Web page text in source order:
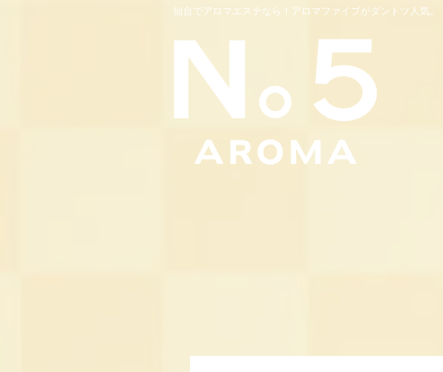
仙台でアロマエステなら！アロマファイブがダントツ人気。